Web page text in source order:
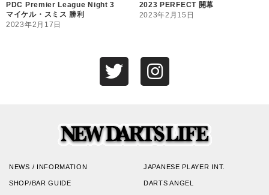
PDC Premier League Night 3
マイケル・スミス 勝利
2023年2月17日
2023 PERFECT 開幕
2023年2月15日
NEWS / INFORMATION
SHOP/BAR GUIDE
JAPANESE PLAYER INT.
DARTS ANGEL